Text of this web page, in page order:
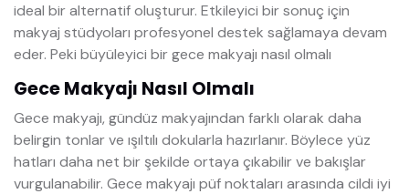
ideal bir alternatif oluşturur. Etkileyici bir sonuç için
makyaj stüdyoları profesyonel destek sağlamaya devam
eder. Peki büyüleyici bir gece makyajı nasıl olmalı
Gece Makyajı Nasıl Olmalı
Gece makyajı, gündüz makyajından farklı olarak daha
belirgin tonlar ve ışıltılı dokularla hazırlanır. Böylece yüz
hatları daha net bir şekilde ortaya çıkabilir ve bakışlar
vurgulanabilir. Gece makyajı püf noktaları arasında cildi iyi